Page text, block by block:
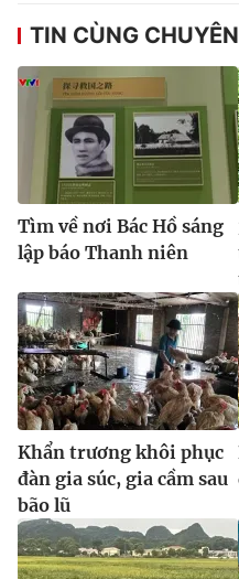
TIN CÙNG
Tìm về nơi Bác Hồ sáng
lập báo Thanh niên
Khẩn trương khôi phục
đàn gia súc, gia cầm sau
bão lũ